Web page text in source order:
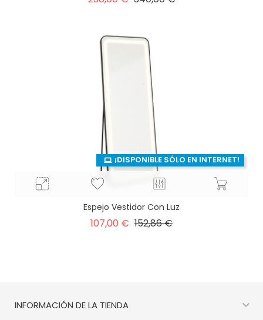
¡DISPONIBLE SÓLO EN INTERNET!
Espejo Vestidor Con Luz
107,00 € Precio
152,86 €Precio
INFORMACIÓN DE LA TIENDA 